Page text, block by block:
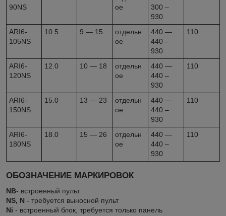
90NS
ое
300 –
930
ARI6-
105NS
10.5 9 — 15
отдельн
ое
440 —
440 –
930
110
ARI6-
120NS
12.0 10 — 18
отдельн
ое
440 —
440 –
930
110
ARI6-
150NS
15.0 13 — 23
отдельн
ое
440 —
440 –
930
110
ARI6-
180NS
18.0 15 — 26
отдельн
ое
440 —
440 –
930
110
ОБОЗНАЧЕНИЕ МАРКИРОВОК
NB- встроенный пульт
NS, N - требуется выносной пульт
Ni - встроенный блок, требуется только панель